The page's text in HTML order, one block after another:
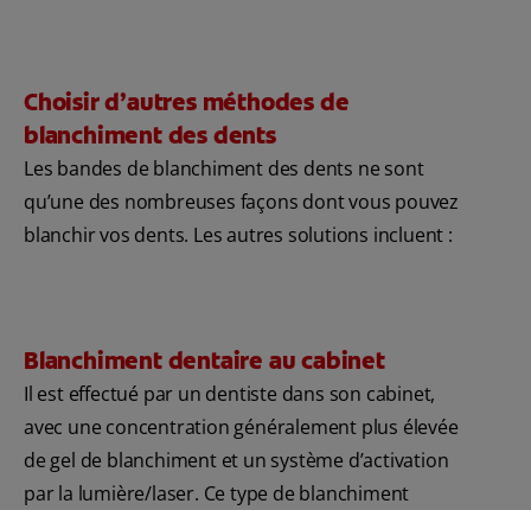
Choisir d’autres méthodes de
blanchiment des dents
Les bandes de blanchiment des dents ne sont
qu’une des nombreuses façons dont vous pouvez
blanchir vos dents. Les autres solutions incluent :
Blanchiment dentaire au cabinet
Il est effectué par un dentiste dans son cabinet,
avec une concentration généralement plus élevée
de gel de blanchiment et un système d’activation
par la lumière/laser. Ce type de blanchiment